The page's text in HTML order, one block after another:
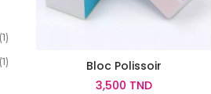
Bloc Polissoir
3,500 TND
(1)
(1)